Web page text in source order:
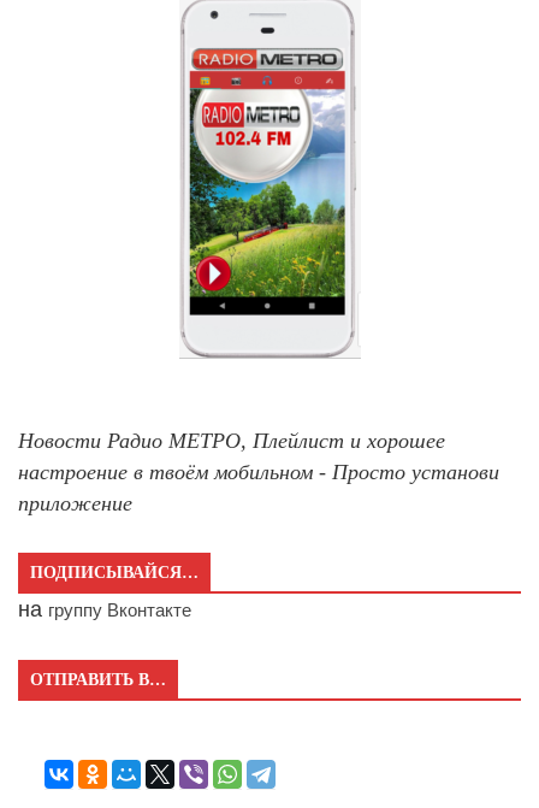
Новости Радио МЕТРО, Плейлист и хорошее
настроение в твоём мобильном - Просто установи
приложение
ПОДПИСЫВАЙСЯ…
на группу Вконтакте
ОТПРАВИТЬ В…